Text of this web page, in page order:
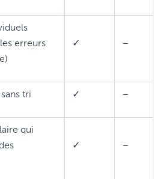
erreurs
✓ –
tri ✓ –
qui
✓ –